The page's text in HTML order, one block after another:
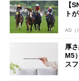
【
ト
AD（
厚
M5
ス